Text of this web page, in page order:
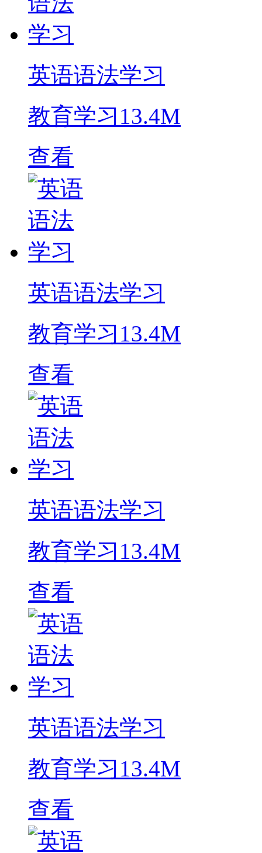
英语语法学习
教育学习 13.4M
查看
英语语法学习
教育学习 13.4M
查看
英语语法学习
教育学习 13.4M
查看
英语语法学习
教育学习 13.4M
查看